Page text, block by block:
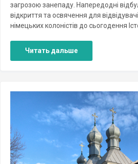
загрозою занепаду. Напередодні
відкриття та освячення для
німецьких колоністів до сьогодення
Читать дальше